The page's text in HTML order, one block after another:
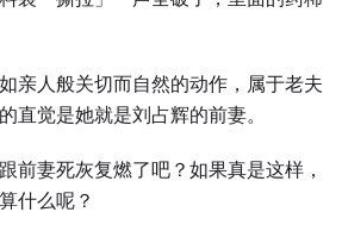
亲人般关切而自然的动作，属于老夫
直觉是她就是刘占辉的前妻。
前妻死灰复燃了吧？如果真是这样，
什么呢？